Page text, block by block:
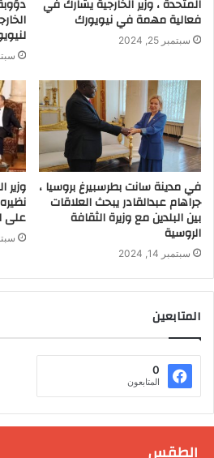
المتحدة ، وزير الخارجية يشارك في
فعالية مهمة في نيويورك
سبتمبر 25, 2024
سبتمبر
في مدينة سانت بطرسبيرغ بروسيا ،
جراهام عبدالقادر يبحث العلاقات
بين البلدين مع وزيرة الثقافة
الروسية
سبتمبر 14, 2024
وزير
على
سبتمبر
المتابعين
0
المتابعون